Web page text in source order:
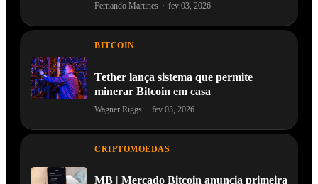
Fernando Martines · fev 03, 2026
BITCOIN
Tether lança sistema que permite
minerar Bitcoin em casa
Wagner Riggs · fev 03, 2026
CRIPTOMOEDAS
MB | Mercado Bitcoin anuncia primeira